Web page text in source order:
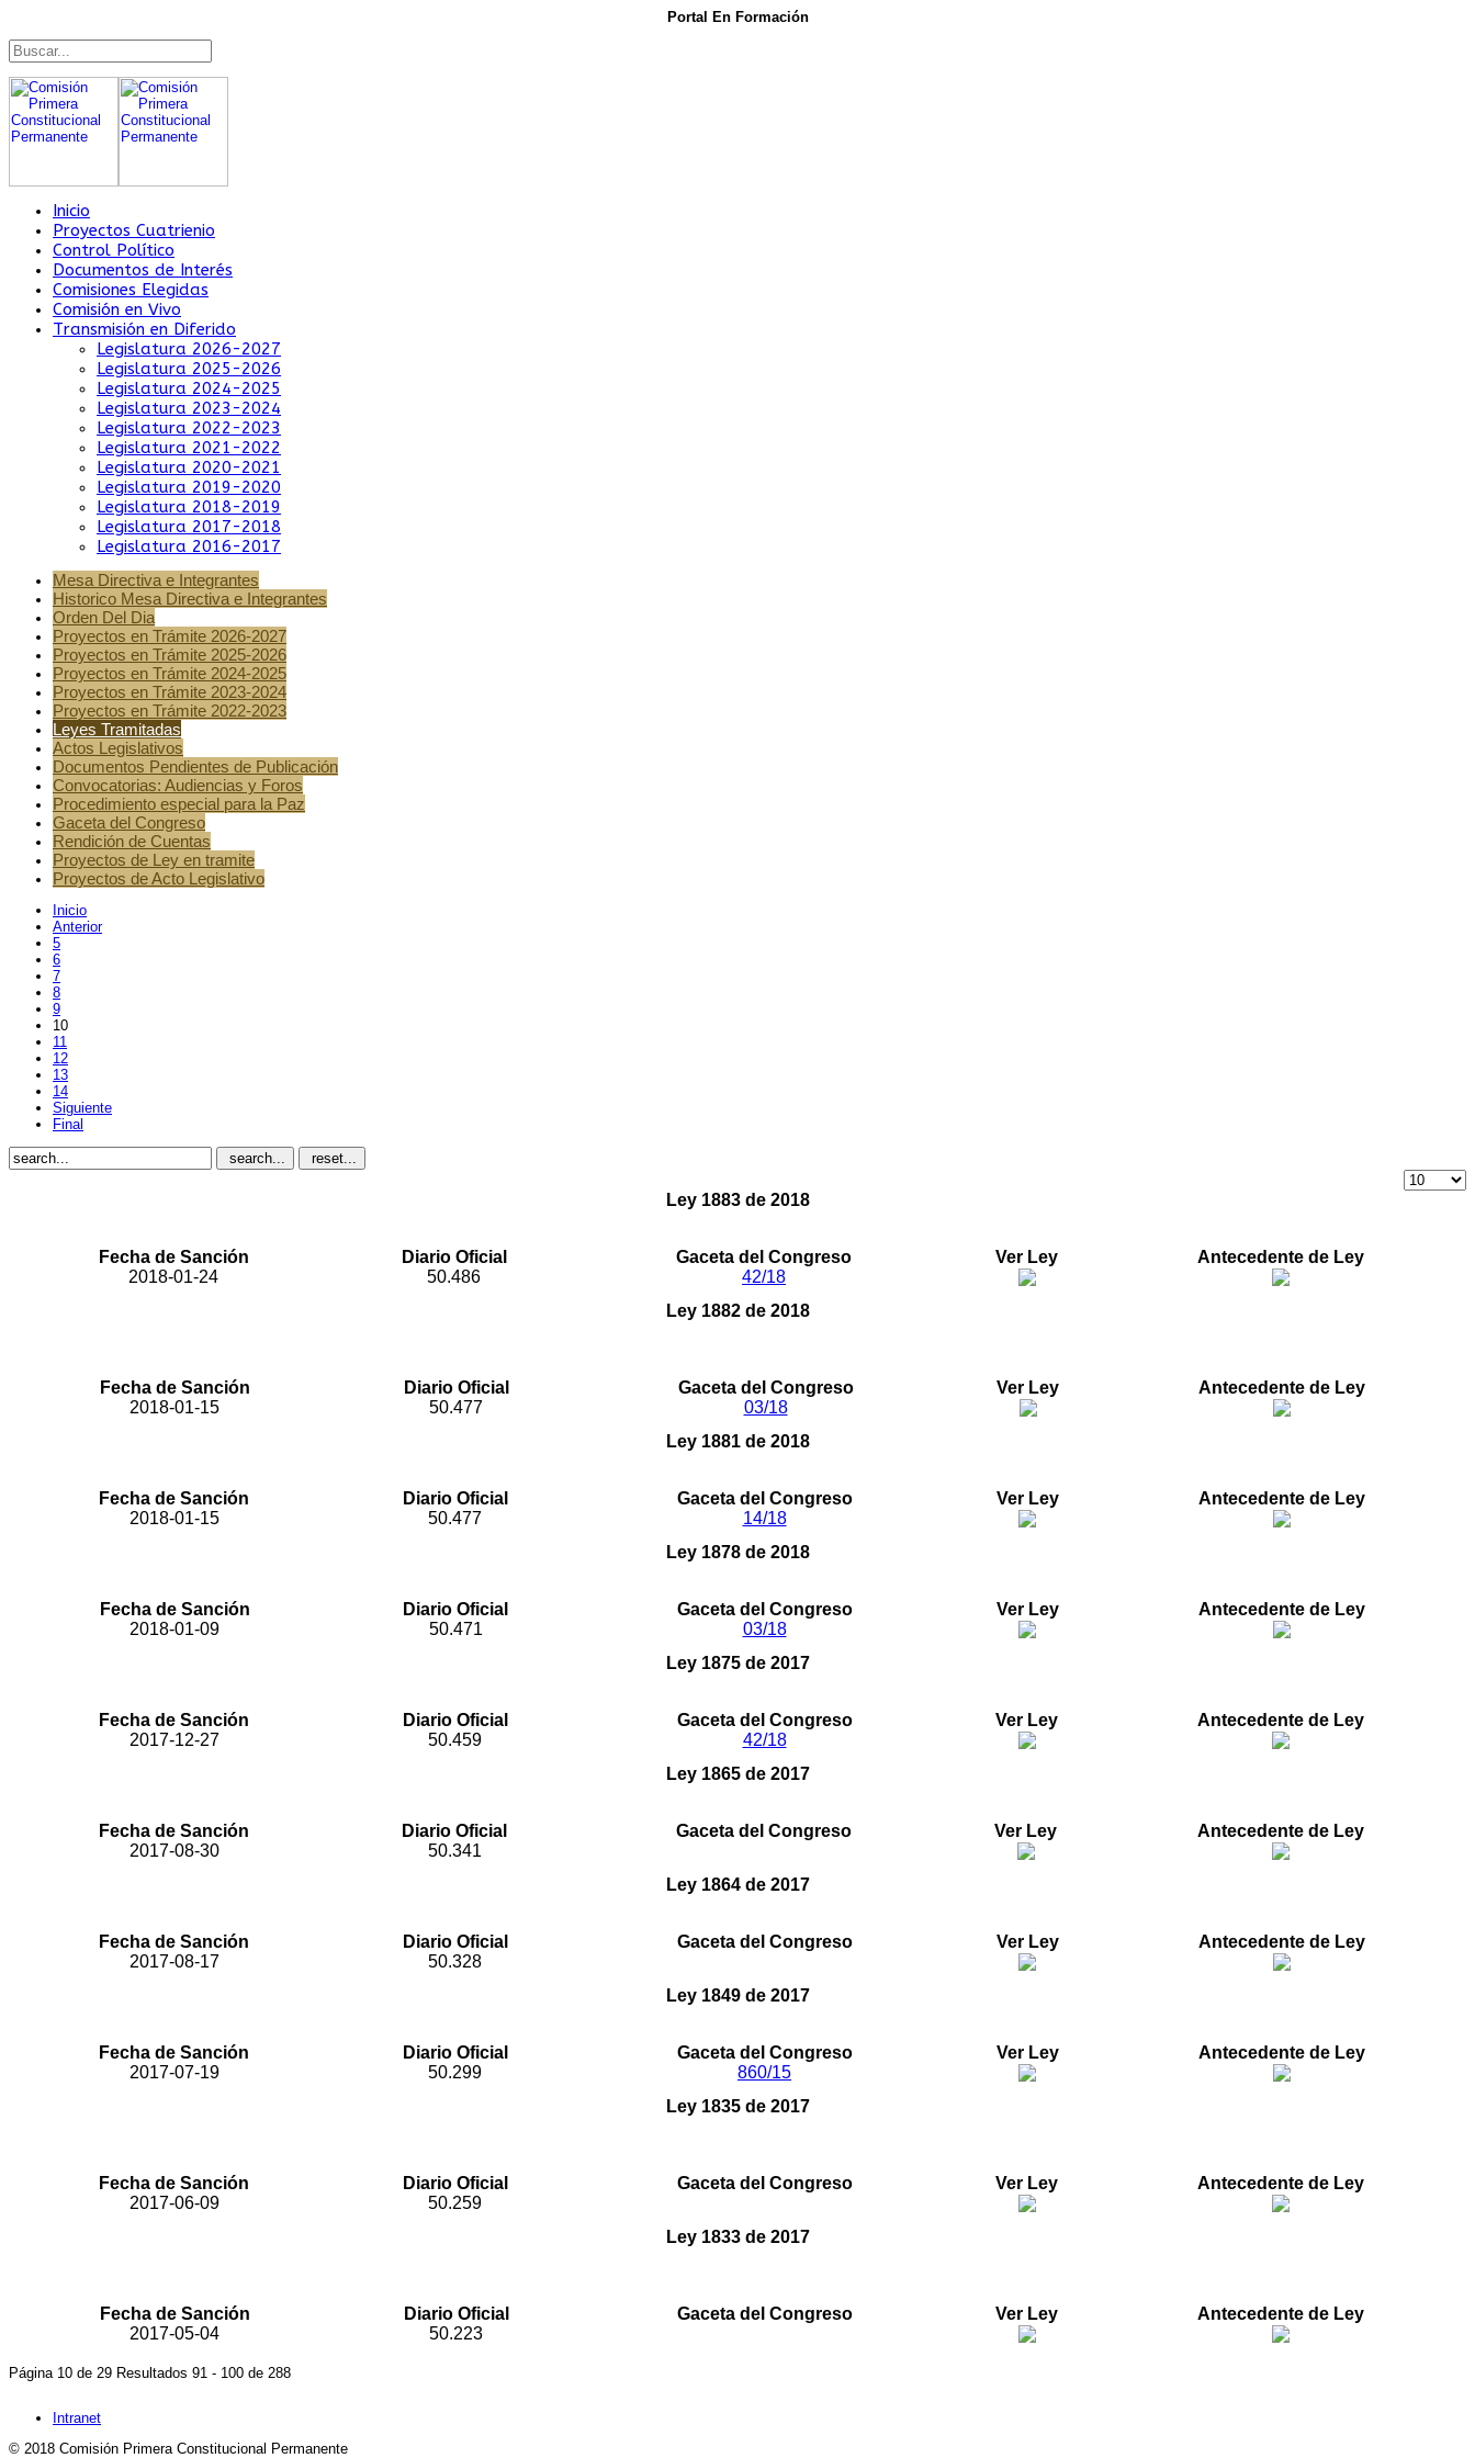
Portal En Formación
Inicio
Proyectos Cuatrienio
Control Político
Documentos de Interés
Comisiones Elegidas
Comisión en Vivo
Transmisión en Diferido
Legislatura 2026-2027
Legislatura 2025-2026
Legislatura 2024-2025
Legislatura 2023-2024
Legislatura 2022-2023
Legislatura 2021-2022
Legislatura 2020-2021
Legislatura 2019-2020
Legislatura 2018-2019
Legislatura 2017-2018
Legislatura 2016-2017
Mesa Directiva e Integrantes
Historico Mesa Directiva e Integrantes
Orden Del Dia
Proyectos en Trámite 2026-2027
Proyectos en Trámite 2025-2026
Proyectos en Trámite 2024-2025
Proyectos en Trámite 2023-2024
Proyectos en Trámite 2022-2023
Leyes Tramitadas
Actos Legislativos
Documentos Pendientes de Publicación
Convocatorias: Audiencias y Foros
Procedimiento especial para la Paz
Gaceta del Congreso
Rendición de Cuentas
Proyectos de Ley en tramite
Proyectos de Acto Legislativo
Inicio
Anterior
5
6
7
8
9
10
11
12
13
14
Siguiente
Final
search... reset...
Ley 1883 de 2018
Fecha de Sanción
Diario Oficial Gaceta del Congreso Ver Ley
Antecedente de Ley
2018-01-24
50.486
42/18
Ley 1882 de 2018
Fecha de Sanción
Diario Oficial Gaceta del Congreso Ver Ley
Antecedente de Ley
2018-01-15
50.477
03/18
Ley 1881 de 2018
Fecha de Sanción
Diario Oficial Gaceta del Congreso Ver Ley
Antecedente de Ley
2018-01-15
50.477
14/18
Ley 1878 de 2018
Fecha de Sanción
Diario Oficial Gaceta del Congreso Ver Ley
Antecedente de Ley
2018-01-09
50.471
03/18
Ley 1875 de 2017
Fecha de Sanción
Diario Oficial Gaceta del Congreso Ver Ley
Antecedente de Ley
2017-12-27
50.459
42/18
Ley 1865 de 2017
Fecha de Sanción
Diario Oficial Gaceta del Congreso Ver Ley
Antecedente de Ley
2017-08-30
50.341
Ley 1864 de 2017
Fecha de Sanción
Diario Oficial Gaceta del Congreso Ver Ley
Antecedente de Ley
2017-08-17
50.328
Ley 1849 de 2017
Fecha de Sanción
Diario Oficial Gaceta del Congreso Ver Ley
Antecedente de Ley
2017-07-19
50.299
860/15
Ley 1835 de 2017
Fecha de Sanción
Diario Oficial Gaceta del Congreso Ver Ley
Antecedente de Ley
2017-06-09
50.259
Ley 1833 de 2017
Fecha de Sanción
Diario Oficial Gaceta del Congreso Ver Ley
Antecedente de Ley
2017-05-04
50.223
Página 10 de 29 Resultados 91 - 100 de 288
Intranet
© 2018 Comisión Primera Constitucional Permanente